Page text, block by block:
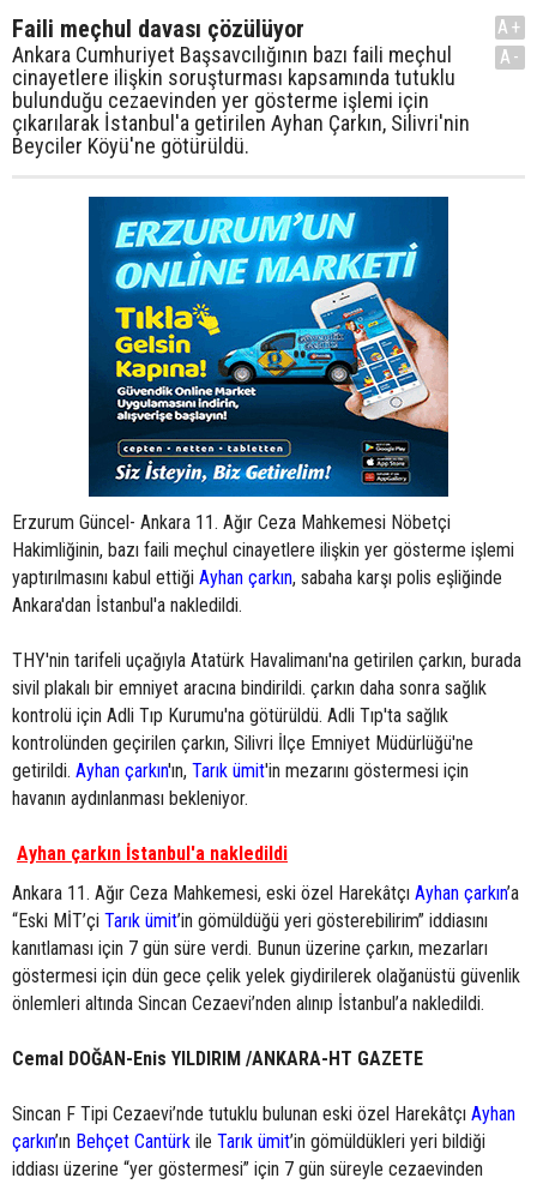
Faili meçhul davası çözülüyor
Ankara Cumhuriyet Başsavcılığının bazı faili meçhul
cinayetlere ilişkin soruşturması kapsamında tutuklu
bulunduğu cezaevinden yer gösterme işlemi için
çıkarılarak İstanbul'a getirilen Ayhan Çarkın, Silivri'nin
Beyciler Köyü'ne götürüldü.
A+
A-
Erzurum Güncel- Ankara 11. Ağır Ceza Mahkemesi Nöbetçi
Hakimliğinin, bazı faili meçhul cinayetlere ilişkin yer gösterme işlemi
yaptırılmasını kabul ettiği Ayhan çarkın, sabaha karşı polis eşliğinde
Ankara'dan İstanbul'a nakledildi.
THY'nin tarifeli uçağıyla Atatürk Havalimanı'na getirilen çarkın, burada
sivil plakalı bir emniyet aracına bindirildi. çarkın daha sonra sağlık
kontrolü için Adli Tıp Kurumu'na götürüldü. Adli Tıp'ta sağlık
kontrolünden geçirilen çarkın, Silivri İlçe Emniyet Müdürlüğü'ne
getirildi. Ayhan çarkın'ın, Tarık ümit'in mezarını göstermesi için
havanın aydınlanması bekleniyor.
Ayhan çarkın İstanbul'a nakledildi
Ankara 11. Ağır Ceza Mahkemesi, eski özel Harekâtçı Ayhan çarkın’a
“Eski MİT’çi Tarık ümit’in gömüldüğü yeri gösterebilirim” iddiasını
kanıtlaması için 7 gün süre verdi. Bunun üzerine çarkın, mezarları
göstermesi için dün gece çelik yelek giydirilerek olağanüstü güvenlik
önlemleri altında Sincan Cezaevi’nden alınıp İstanbul’a nakledildi.
Cemal DOĞAN-Enis YILDIRIM /ANKARA-HT GAZETE
Sincan F Tipi Cezaevi’nde tutuklu bulunan eski özel Harekâtçı Ayhan
çarkın’ın Behçet Cantürk ile Tarık ümit’in gömüldükleri yeri bildiği
iddiası üzerine “yer göstermesi” için 7 gün süreyle cezaevinden